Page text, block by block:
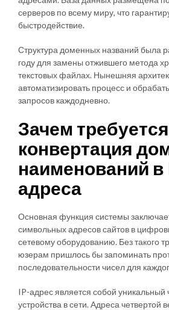
серверов по всему миру, что
быстродействие.
Структура доменных названий была
году для замены отжившего метода
текстовых файлах. Нынешняя
автоматизировать процесс и
запросов каждодневно.
Зачем
конвертация
наименований в
адреса
Основная функция системы
символьных адресов сайтов в
сетевому оборудованию. Без такого
юзерам пришлось бы запоминать
последовательности чисел для
IP-адрес является собой уникальный
устройства в сети. Адреса четвертой